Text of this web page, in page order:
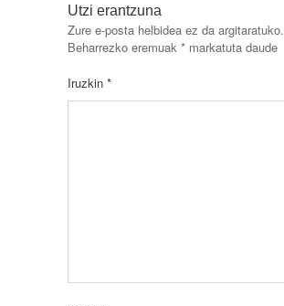
Utzi erantzuna
Zure e-posta helbidea ez da argitaratuko.
Beharrezko eremuak * markatuta daude
Iruzkin *